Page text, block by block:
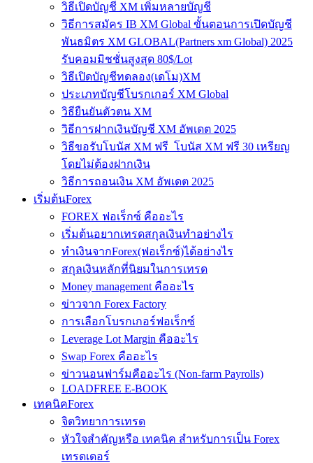
วิธีเปิดบัญชี XM เพิ่มหลายบัญชี
วิธีการสมัคร IB XM Global ขั้นตอนการเปิดบัญชี
พันธมิตร XM GLOBAL(Partners xm Global) 2025
รับคอมมิชชั่นสูงสุด 80$/Lot
วิธีเปิดบัญชีทดลอง(เดโม)XM
ประเภทบัญชีโบรกเกอร์ XM Global
วิธียืนยันตัวตน XM
วิธีการฝากเงินบัญชี XM อัพเดต 2025
วิธีขอรับโบนัส XM ฟรี โบนัส XM ฟรี 30 เหรียญ
โดยไม่ต้องฝากเงิน
วิธีการถอนเงิน XM อัพเดต 2025
เริ่มต้นForex
FOREX ฟอเร็กซ์ คืออะไร
เริ่มต้นอยากเทรดสกุลเงินทำอย่างไร
ทำเงินจากForex(ฟอเร็กซ์)ได้อย่างไร
สกุลเงินหลักที่นิยมในการเทรด
Money management คืออะไร
ข่าวจาก Forex Factory
การเลือกโบรกเกอร์ฟอเร็กซ์
Leverage Lot Margin คืออะไร
Swap Forex คืออะไร
ข่าวนอนฟาร์มคืออะไร (Non-farm Payrolls)
LOADFREE E-BOOK
เทคนิคForex
จิตวิทยาการเทรด
หัวใจสำคัญหรือ เทคนิค สำหรับการเป็น Forex
เทรดเดอร์